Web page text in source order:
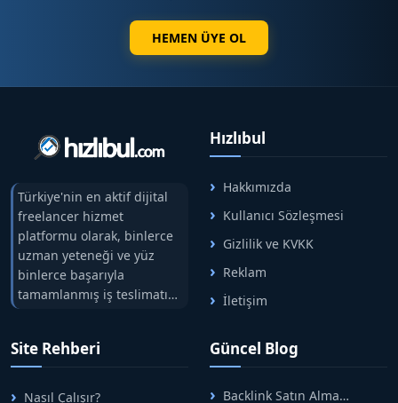
HEMEN ÜYE OL
Türkiye'nin en aktif dijital
freelancer hizmet
platformu olarak, binlerce
uzman yeteneği ve yüz
binlerce başarıyla
tamamlanmış iş teslimatını
tek çatıda buluşturuyoruz.
arasındaki süreci risksiz
alışveriş sistemi ile koruyan
ticaretin güvenli
Hızlıbul
Hakkımızda
Kullanıcı Sözleşmesi
Gizlilik ve KVKK
Reklam
İletişim
Site Rehberi
Nasıl Çalışır?
Güncel Blog
Backlink Satın Alma